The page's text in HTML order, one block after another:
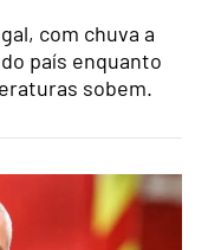
com chuva a
país enquanto
sobem.